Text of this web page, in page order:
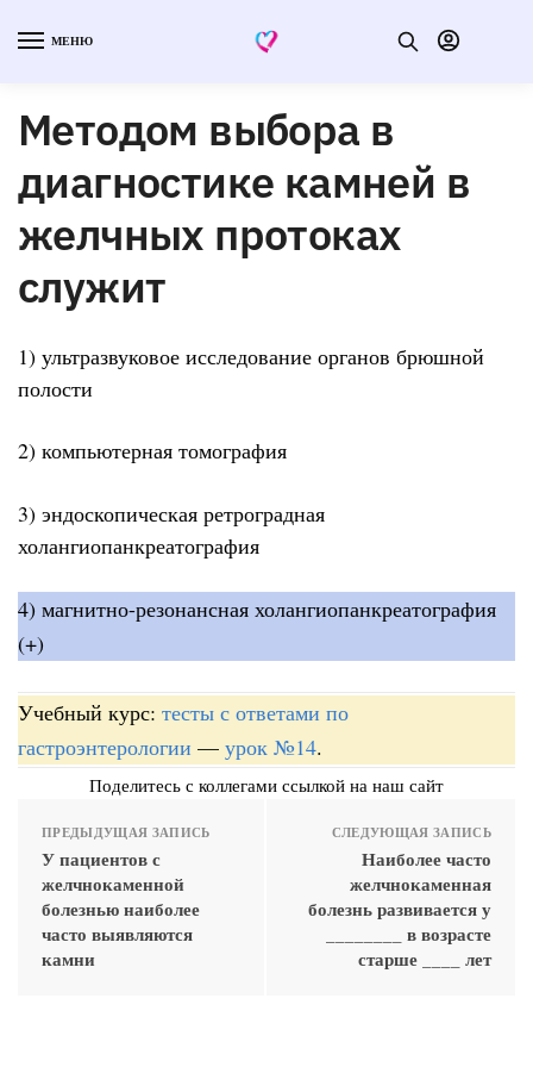
МЕНЮ
Методом выбора в
диагностике камней в
желчных протоках
служит
1) ультразвуковое исследование органов брюшной
полости
2) компьютерная томография
3) эндоскопическая ретроградная
холангиопанкреатография
4) магнитно-резонансная холангиопанкреатография
(+)
Учебный курс: тесты с ответами по
гастроэнтерологии — урок №14.
Поделитесь с коллегами ссылкой на наш сайт
ПРЕДЫДУЩАЯ ЗАПИСЬ
У пациентов с
желчнокаменной
болезнью наиболее
часто выявляются
камни
СЛЕДУЮЩАЯ ЗАПИСЬ
Наиболее часто
желчнокаменная
болезнь развивается у
________ в возрасте
старше ____ лет